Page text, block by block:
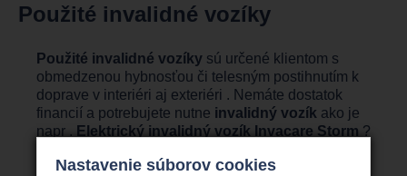
Použité invalidné vozíky
Použité invalidné vozíky sú určené klientom s
obmedzenou hybnosťou či telesným postihnutím k
doprave v interiéri aj exteriéri . Nemáte dostatok
financií a potrebujete nutne invalidný vozík ako je
napr . Elektrický invalidný vozík Invacare Storm ?
http://invoziky.sk/produkty/elektricke-invalidne-
Nastavenie súborov cookies